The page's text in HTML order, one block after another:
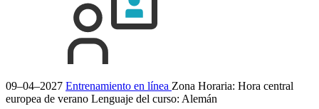
09–04–2027 Entrenamiento en línea Zona Horaria: Hora central
europea de verano Lenguaje del curso: Alemán